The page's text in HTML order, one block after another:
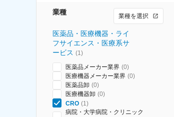
業種 業種を選択
医薬品・医療機器・ライ
フサイエンス・医療系サ
ービス (1)
医薬品メーカー業界 (0)
医療機器メーカー業界 (0)
医薬品卸 (0)
医療機器卸 (0)
CRO (1)
病院・大学病院・クリニック